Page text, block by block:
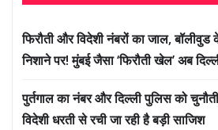
फिरौती और विदेशी नंबरों का जाल,
निशाने पर! मुंबई जैसा ‘फिरौती खेल’ अब
पुर्तगाल का नंबर और दिल्ली पुलिस को
विदेशी धरती से रची जा रही है बड़ी साजिश